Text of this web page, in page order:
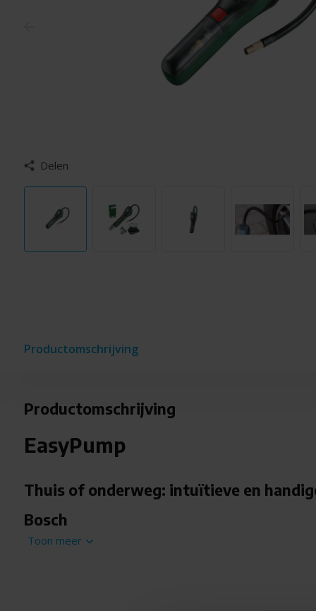
Delen
Productomschrijving
Productomschrijving
EasyPump
Thuis of onderweg: intuïtieve en
Bosch
Toon meer